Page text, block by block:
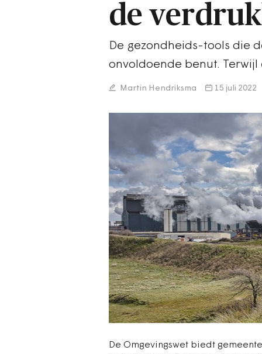
de
De gezondheids-tools die
onvoldoende benut. Terwijl
Martin Hendriksma 15 juli 2022
De Omgevingswet biedt